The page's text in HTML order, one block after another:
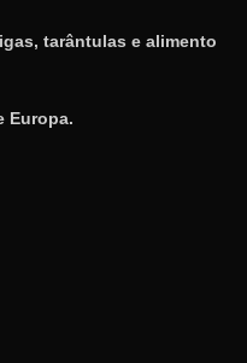
tarântulas e alimento
Europa.